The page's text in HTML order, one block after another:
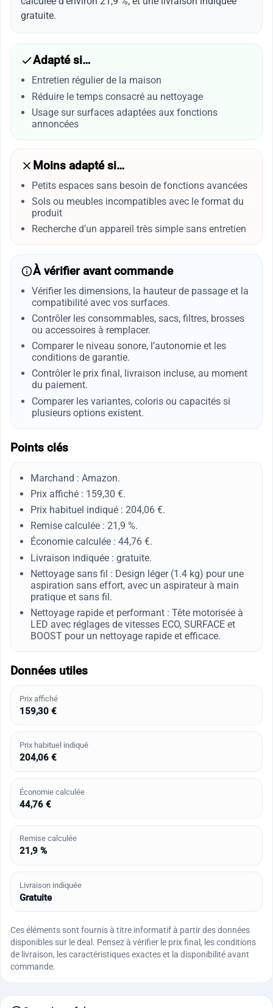
gratuite.
Adapté si…
Entretien régulier de la maison
Réduire le temps consacré au nettoyage
Usage sur surfaces adaptées aux fonctions
annoncées
Moins adapté si…
Petits espaces sans besoin de fonctions avancées
Sols ou meubles incompatibles avec le format du
produit
Recherche d’un appareil très simple sans entretien
À vérifier avant commande
Vérifier les dimensions, la hauteur de passage et la
compatibilité avec vos surfaces.
Contrôler les consommables, sacs, filtres, brosses
ou accessoires à remplacer.
Comparer le niveau sonore, l’autonomie et les
conditions de garantie.
Contrôler le prix final, livraison incluse, au moment
du paiement.
Comparer les variantes, coloris ou capacités si
plusieurs options existent.
Points clés
Marchand : Amazon.
Prix affiché : 159,30 €.
Prix habituel indiqué : 204,06 €.
Remise calculée : 21,9 %.
Économie calculée : 44,76 €.
Livraison indiquée : gratuite.
Nettoyage sans fil : Design léger (1.4 kg) pour une
aspiration sans effort, avec un aspirateur à main
pratique et sans fil.
Nettoyage rapide et performant : Tête motorisée à
LED avec réglages de vitesses ECO, SURFACE et
BOOST pour un nettoyage rapide et efficace.
Données utiles
Prix affiché
159,30 €
Prix habituel indiqué
204,06 €
Économie calculée
44,76 €
Remise calculée
21,9 %
Livraison indiquée
Gratuite
Ces éléments sont fournis à titre informatif à partir des données
disponibles sur le deal. Pensez à vérifier le prix final, les conditions
de livraison, les caractéristiques exactes et la disponibilité avant
commande.